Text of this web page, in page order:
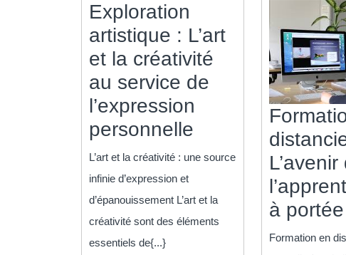
Exploration
artistique : L’art
et la créativité
au service de
l’expression
personnelle Exploration
artistique
L’art
et
L’art et la créativité : une source
infinie d’expression et
d’épanouissement L’art et la
créativité sont des éléments
essentiels de{...}
L’avenir
à
Formation en